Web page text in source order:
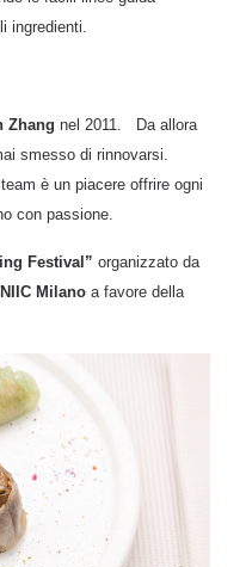
ingredienti.
Zhang nel 2011. Da allora
smesso di rinnovarsi.
è un piacere offrire ogni
con passione.
Festival” organizzato da
Milano a favore della